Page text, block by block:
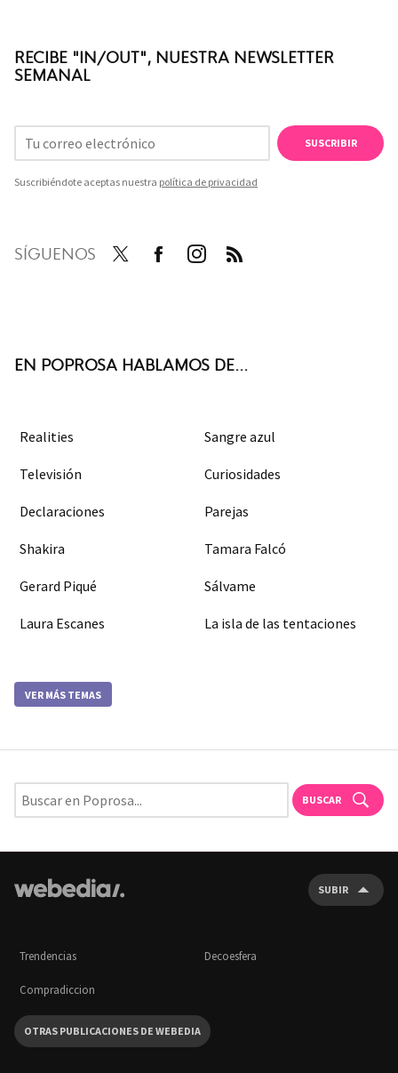
RECIBE "IN/OUT", NUESTRA NEWSLETTER
SEMANAL
SUSCRIBIR
Suscribiéndote aceptas nuestra política de privacidad
SÍGUENOS
EN POPROSA HABLAMOS DE...
Realities Sangre azul
Televisión Curiosidades
Declaraciones Parejas
Shakira Tamara Falcó
Gerard Piqué Sálvame
Laura Escanes La isla de las tentaciones
VER MÁS TEMAS
BUSCAR
SUBIR
Trendencias Decoesfera
Compradiccion
OTRAS PUBLICACIONES DE WEBEDIA